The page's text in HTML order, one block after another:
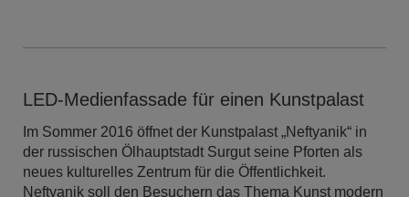
LED-Medienfassade für einen Kunstpalast
Im Sommer 2016 öffnet der Kunstpalast „Neftyanik“ in
der russischen Ölhauptstadt Surgut seine Pforten als
neues kulturelles Zentrum für die Öffentlichkeit.
Neftyanik soll den Besuchern das Thema Kunst modern